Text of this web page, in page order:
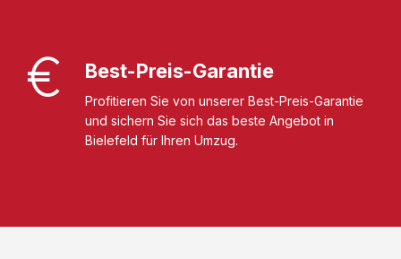
Best-Preis-Garantie
Profitieren Sie von unserer Best-Preis-Garantie
und sichern Sie sich das beste Angebot in
Bielefeld für Ihren Umzug.